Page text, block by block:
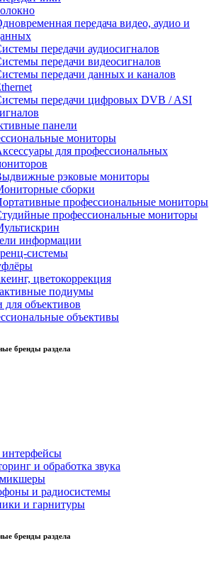
передача видео, аудио и
передачи аудиосигналов
передачи видеосигналов
передачи данных и каналов
передачи цифровых DVB / ASI
панели
мониторы
для профессиональных
рэковые мониторы
сборки
профессиональные мониторы
профессиональные мониторы
информации
системы
цветокоррекция
подиумы
объективов
объективы
бренды раздела
и обработка звука
и радиосистемы
и гарнитуры
бренды раздела